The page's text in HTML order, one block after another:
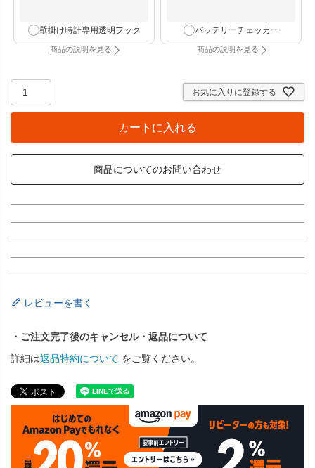
壁掛け時計専用透明フック
商品の説明を見る：壁掛け時計専用透明フック（別タブで開きます）
バッテリーチェッカー
商品の説明を見る：バッテリーチェッカ
お気に入りに登録する
カートに入れる
商品についてのお問い合わせ
レビューを書く
・ご注文完了後のキャンセル・返品について
詳細は返品特約について をご覧ください。